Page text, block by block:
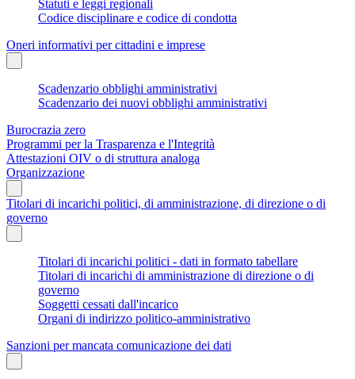
Statuti e leggi regionali
Codice disciplinare e codice di condotta
Oneri informativi per cittadini e imprese
Scadenzario obblighi amministrativi
Scadenzario dei nuovi obblighi amministrativi
Burocrazia zero
Programmi per la Trasparenza e l'Integrità
Attestazioni OIV o di struttura analoga
Organizzazione
Titolari di incarichi politici, di amministrazione, di direzione o di
governo
Titolari di incarichi politici - dati in formato tabellare
Titolari di incarichi di amministrazione di direzione o di
governo
Soggetti cessati dall'incarico
Organi di indirizzo politico-amministrativo
Sanzioni per mancata comunicazione dei dati